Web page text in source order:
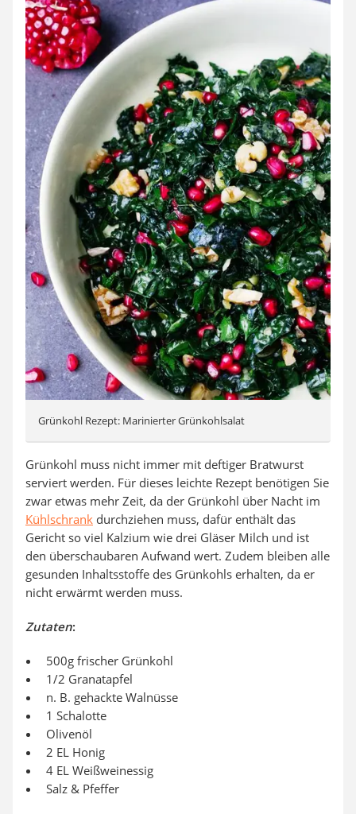
Grünkohl Rezept: Marinierter Grünkohlsalat
Grünkohl muss nicht immer mit deftiger Bratwurst
serviert werden. Für dieses leichte Rezept benötigen Sie
zwar etwas mehr Zeit, da der Grünkohl über Nacht im
Kühlschrank durchziehen muss, dafür enthält das
Gericht so viel Kalzium wie drei Gläser Milch und ist
den überschaubaren Aufwand wert. Zudem bleiben alle
gesunden Inhaltsstoffe des Grünkohls erhalten, da er
nicht erwärmt werden muss.
Zutaten:
500g frischer Grünkohl
1/2 Granatapfel
n. B. gehackte Walnüsse
1 Schalotte
Olivenöl
2 EL Honig
4 EL Weißweinessig
Salz & Pfeffer